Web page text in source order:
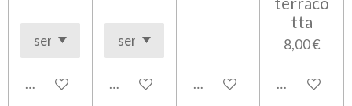
Aggiungi al carrelloAggiungi al carrelloAggiungi al carrello
tta
8,00 €
Aggiungi al